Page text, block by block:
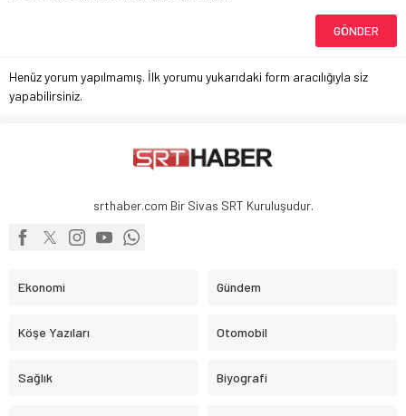
Henüz yorum yapılmamış. İlk yorumu yukarıdaki form aracılığıyla siz
yapabilirsiniz.
srthaber.com Bir Sivas SRT Kuruluşudur.
Ekonomi Gündem
Köşe Yazıları Otomobil
Sağlık Biyografi